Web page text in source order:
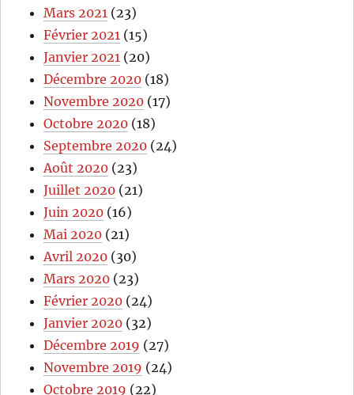
Mars 2021 (23)
Février 2021 (15)
Janvier 2021 (20)
Décembre 2020 (18)
Novembre 2020 (17)
Octobre 2020 (18)
Septembre 2020 (24)
Août 2020 (23)
Juillet 2020 (21)
Juin 2020 (16)
Mai 2020 (21)
Avril 2020 (30)
Mars 2020 (23)
Février 2020 (24)
Janvier 2020 (32)
Décembre 2019 (27)
Novembre 2019 (24)
Octobre 2019 (22)